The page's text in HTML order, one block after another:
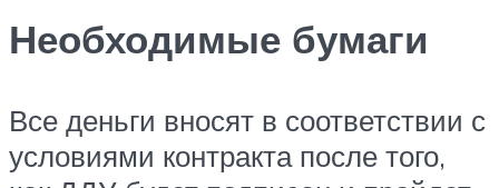
Необходимые бумаги
Все деньги вносят в соответствии с
условиями контракта после того,